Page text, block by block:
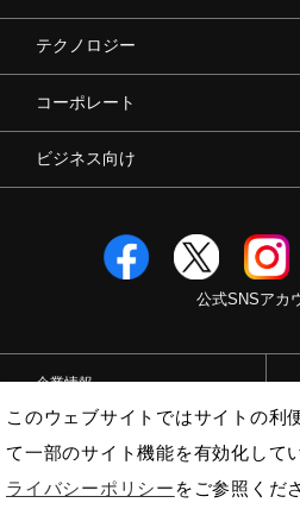
テクノロジー
コーポレート
ビジネス向け
公式SNSアカ
企業情報
© Mizuno
このウェブサイトではサイトの利
て一部のサイト機能を有効化して
ライバシーポリシー をご参照くだ